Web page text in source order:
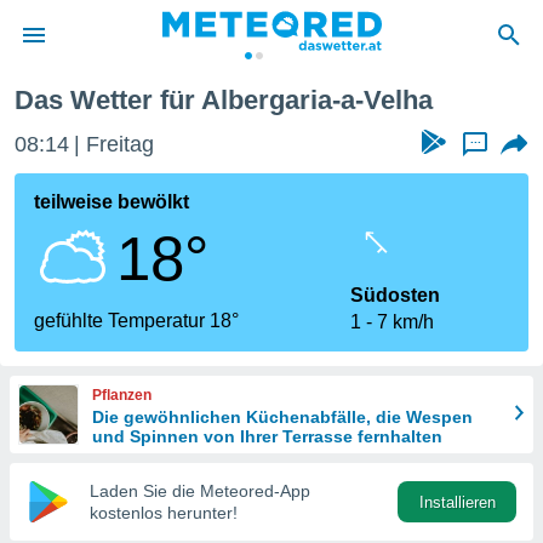
wurde
dass
sind.
diese
Das Wetter für Albergaria-a-Velha
08:14 Freitag ...
teilweise bewölkt
18°
gefühlte Temperatur 18°
Südosten
1
7 km/h
Pflanzen
Die gewöhnlichen Küchenabfälle, die Wespen
und Spinnen von Ihrer Terrasse fernhalten
Laden Sie die Meteored-App
kostenlos herunter!
Installieren